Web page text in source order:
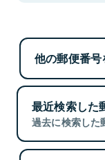
他の郵便番
最近検索した
過去に検索した